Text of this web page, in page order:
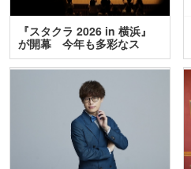
『スタクラ 2026 in 横浜』
が開幕 今年も多彩なス
テ…